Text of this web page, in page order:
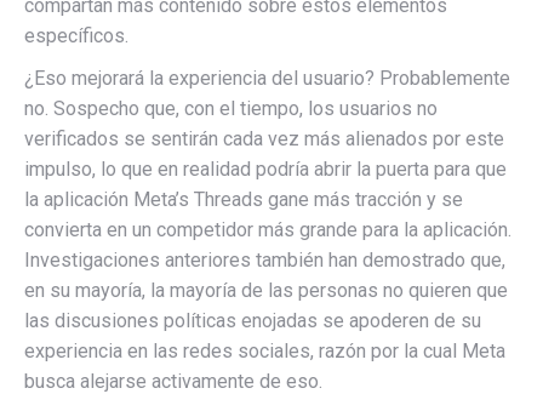
compartan más contenido sobre estos elementos
específicos.
¿Eso mejorará la experiencia del usuario? Probablemente
no. Sospecho que, con el tiempo, los usuarios no
verificados se sentirán cada vez más alienados por este
impulso, lo que en realidad podría abrir la puerta para que
la aplicación Meta’s Threads gane más tracción y se
convierta en un competidor más grande para la aplicación.
Investigaciones anteriores también han demostrado que,
en su mayoría, la mayoría de las personas no quieren que
las discusiones políticas enojadas se apoderen de su
experiencia en las redes sociales, razón por la cual Meta
busca alejarse activamente de eso.